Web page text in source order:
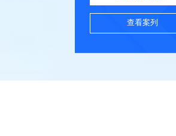
查看案列